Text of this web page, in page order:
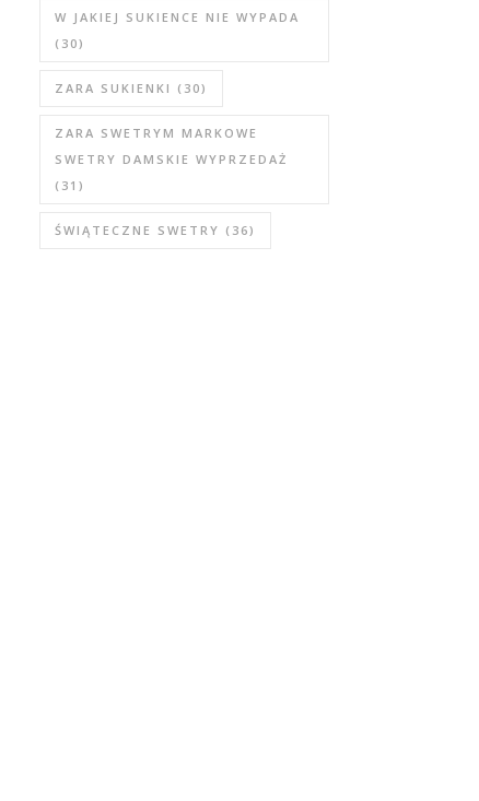
W JAKIEJ SUKIENCE NIE WYPADA
(30)
ZARA SUKIENKI (30)
ZARA SWETRYM MARKOWE
SWETRY DAMSKIE WYPRZEDAŻ
(31)
ŚWIĄTECZNE SWETRY (36)